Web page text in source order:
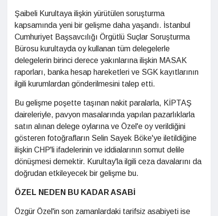
Şaibeli Kurultaya ilişkin yürütülen soruşturma
kapsamında yeni bir gelişme daha yaşandı. İstanbul
Cumhuriyet Başsavcılığı Örgütlü Suçlar Soruşturma
Bürosu kurultayda oy kullanan tüm delegelerle
delegelerin birinci derece yakınlarına ilişkin MASAK
raporları, banka hesap hareketleri ve SGK kayıtlarının
ilgili kurumlardan gönderilmesini talep etti.
Bu gelişme poşette taşınan nakit paralarla, KİPTAŞ
daireleriyle, pavyon masalarında yapılan pazarlıklarla
satın alınan delege oylarına ve Özel'e oy verildiğini
gösteren fotoğrafların Selin Sayek Böke'ye iletildiğine
ilişkin CHP'li ifadelerinin ve iddialarının somut delile
dönüşmesi demektir. Kurultay'la ilgili ceza davalarını da
doğrudan etkileyecek bir gelişme bu.
ÖZEL NEDEN BU KADAR ASABİ
Özgür Özel'in son zamanlardaki tarifsiz asabiyeti ise